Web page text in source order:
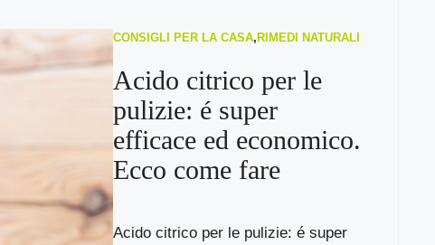
CONSIGLI PER LA CASA, RIMEDI NATURALI
Acido citrico per le
pulizie: é super
efficace ed economico.
Ecco come fare
Acido citrico per le pulizie: é super